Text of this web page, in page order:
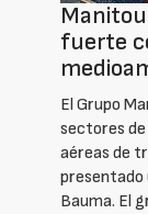
fuerte
El Grupo
sectores
aéreas de
presentado
Bauma. El